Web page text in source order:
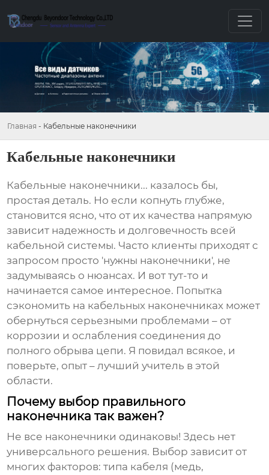
Главная - Кабельные наконечники
Кабельные наконечники
Кабельные наконечники... казалось бы,
простая деталь. Но если копнуть глубже,
становится ясно, что от их качества напрямую
зависит надежность и долговечность всей
кабельной системы. Часто клиенты приходят с
запросом просто 'нужны наконечники', не
задумываясь о нюансах. И вот тут-то и
начинается самое интересное. Попытка
сэкономить на кабельных наконечниках может
обернуться серьезными проблемами – от
коррозии и ослабления соединения до
полного обрыва цепи. Я повидал всякое, и
поверьте, опыт – лучший учитель в этой
области.
Почему выбор правильного
наконечника так важен?
Не все наконечники одинаковы! Здесь нет
универсального решения. Выбор зависит от
многих факторов: типа кабеля (медь,